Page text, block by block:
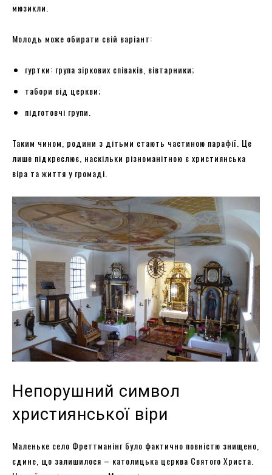
мюзикли.
Молодь може обирати свій варіант:
гуртки: група зіркових співаків, вівтарники;
табори від церкви;
підготовчі групи.
Таким чином, родини з дітьми стають частиною парафії. Це
лише підкреслює, наскільки різноманітною є християнська
віра та життя у громаді.
Непорушний символ
християнської віри
Маленьке село Фреттманінг було фактично повністю знищено,
єдине, що залишилося – католицька церква Святого Христа.